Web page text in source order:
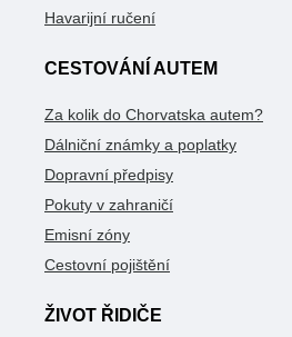
Havarijní ručení
CESTOVÁNÍ AUTEM
Za kolik do Chorvatska autem?
Dálniční známky a poplatky
Dopravní předpisy
Pokuty v zahraničí
Emisní zóny
Cestovní pojištění
ŽIVOT ŘIDIČE